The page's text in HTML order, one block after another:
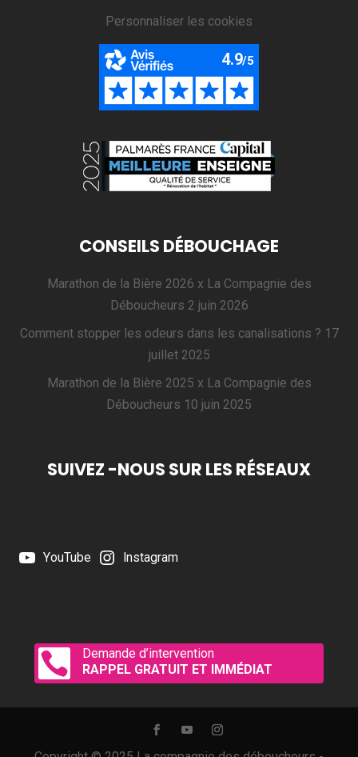
Personnaliser les cookies
CONSEILS DÉBOUCHAGE
Marathon de la Bière 2026 x La Compagnie des
Déboucheurs 2 juin 2026
Comment stopper les odeurs dans les canalisations ? 17
juillet 2025
Marathon de la Bière 2025 x La Compagnie des
Déboucheurs 10 juin 2025
SUIVEZ -NOUS SUR LES RÉSEAUX
YouTube Instagram

Demande d’intervention
RAPPEL GRATUIT ET IMMÉDIAT